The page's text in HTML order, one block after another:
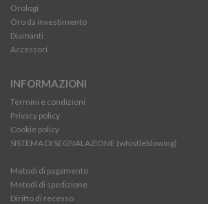
Orologi
Oro da investimento
Diamanti
Accessori
INFORMAZIONI
Termini e condizioni
Privacy policy
Cookie policy
SISTEMA DI SEGNALAZIONE (whistleblowing)
Metodi di pagamento
Metodi di spedizione
Diritto di recesso